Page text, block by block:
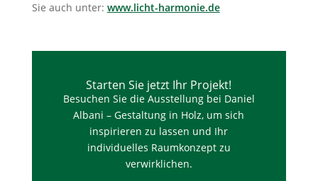
Sie auch unter: www.licht-harmonie.de
Starten Sie jetzt Ihr Projekt!
Besuchen Sie die Ausstellung bei Daniel
Albani – Gestaltung in Holz, um sich
inspirieren zu lassen und Ihr
individuelles Raumkonzept zu
verwirklichen.